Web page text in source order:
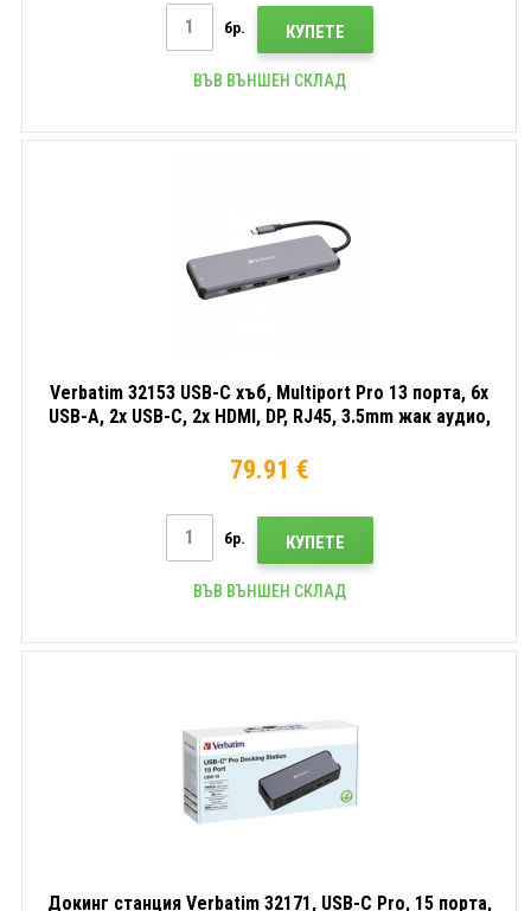
бр. КУПЕТЕ
ВЪВ ВЪНШЕН СКЛАД
Verbatim 32153 USB-C хъб, Multiport Pro 13 порта, 6x
USB-A, 2x USB-C, 2x HDMI, DP, RJ45, 3.5mm жак аудио,
79.91 €
бр. КУПЕТЕ
ВЪВ ВЪНШЕН СКЛАД
Докинг станция Verbatim 32171, USB-C Pro, 15 порта,